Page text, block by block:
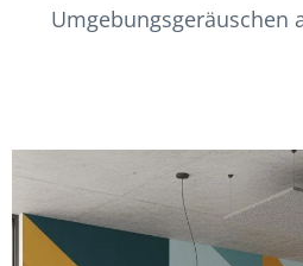
Umgebungsgeräuschen